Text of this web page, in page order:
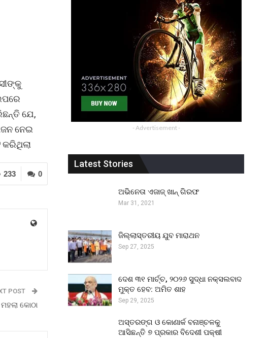
ଯେ,
ନେଇ
କରିଥିଲା
0
233
POST
କୋଠା
- Advertisement -
Latest Stories
ଅଭିନେତା ଏଜାଜ୍ ଖାନ୍ ଗିରଫ
Mar 31, 2021
ଜିଲ୍ଲାସ୍ତରୀୟ ଯୁବ ମାରାଥନ
Sep 27, 2025
ଦେଶ ୩୧ ମାର୍ଚ୍ଚ, ୨୦୨୬ ସୁଦ୍ଧା ନକ୍ସଲବାଦ
ମୁକ୍ତ ହେବ: ଅମିତ ଶାହ
Sep 29, 2025
ଅସ୍ତରଙ୍ଗ ଓ କୋଣାର୍କ ବନାଞ୍ଚଳକୁ
ଆସିଛନ୍ତି ୭ ପ୍ରକାର ବିଦେଶୀ ପକ୍ଷୀ